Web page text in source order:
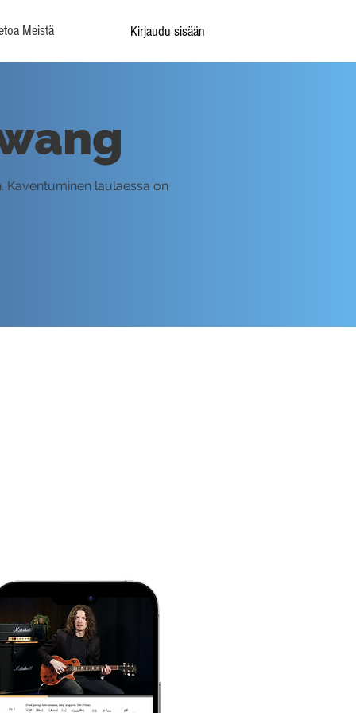
Meistä Kirjaudu sisään
Kaventuminen laulaessa on